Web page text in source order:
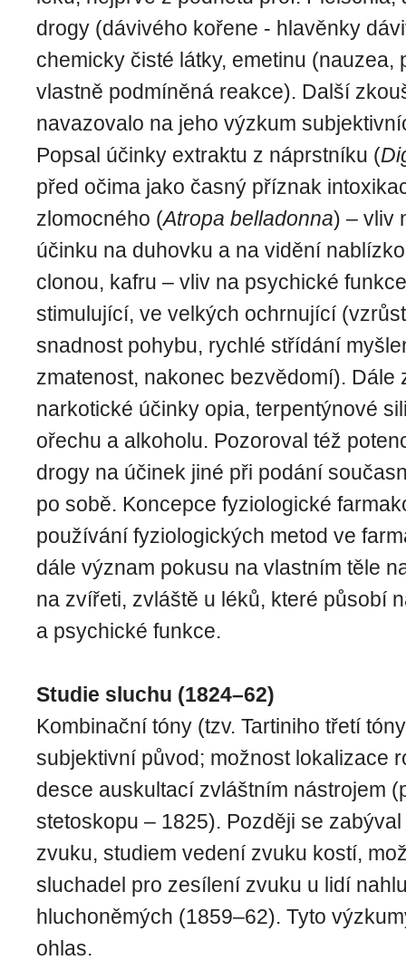
drogy (dávivého kořene - hlavěnky
chemicky čisté látky, emetinu (nauzea,
vlastně podmíněná reakce). Další
navazovalo na jeho výzkum
Popsal účinky extraktu z náprstníku (
před očima jako časný příznak
zlomocného (Atropa belladonna) – vliv
účinku na duhovku a na vidění
clonou, kafru – vliv na psychické
stimulující, ve velkých ochrnující
snadnost pohybu, rychlé střídání
zmatenost, nakonec bezvědomí). Dále
narkotické účinky opia, terpentýnové
ořechu a alkoholu. Pozoroval též
drogy na účinek jiné při podání
po sobě. Koncepce fyziologické
používání fyziologických metod ve
dále význam pokusu na vlastním těle
na zvířeti, zvláště u léků, které působí
a psychické funkce.
Studie sluchu (1824–62)
Kombinační tóny (tzv. Tartiniho třetí
subjektivní původ; možnost lokalizace
desce auskultací zvláštním nástrojem
stetoskopu – 1825). Později se
zvuku, studiem vedení zvuku kostí,
sluchadel pro zesílení zvuku u lidí
hluchoněmých (1859–62). Tyto
ohlas.